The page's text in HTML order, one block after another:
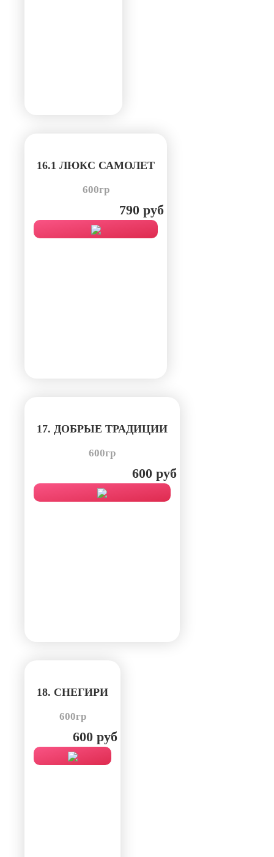
16.1 ЛЮКС САМОЛЕТ
600гр
790 руб
17. ДОБРЫЕ ТРАДИЦИИ
600гр
600 руб
18. СНЕГИРИ
600гр
600 руб